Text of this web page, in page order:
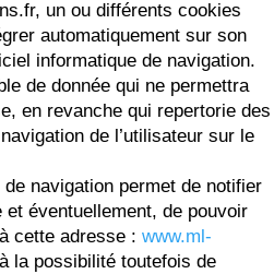
un ou différents cookies
automatiquement sur son
informatique de navigation.
de donnée qui ne permettra
en revanche qui repertorie des
de l’utilisateur sur le
navigation permet de notifier
éventuellement, de pouvoir
cette adresse : www.ml-
la possibilité toutefois de